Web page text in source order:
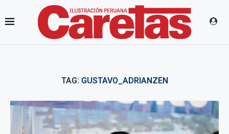
TAG: GUSTAVO_ADRIANZEN